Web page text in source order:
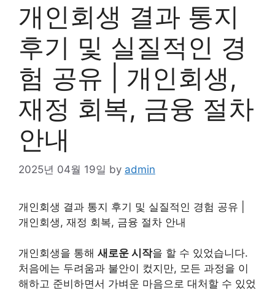
개인회생 결과 통지
후기 및 실질적인 경
험 공유 | 개인회생,
재정 회복, 금융 절차
안내
2025년 04월 19일 by admin
개인회생 결과 통지 후기 및 실질적인 경험 공유 |
개인회생, 재정 회복, 금융 절차 안내
개인회생을 통해 새로운 시작을 할 수 있었습니다.
처음에는 두려움과 불안이 컸지만, 모든 과정을 이
해하고 준비하면서 가벼운 마음으로 대처할 수 있었